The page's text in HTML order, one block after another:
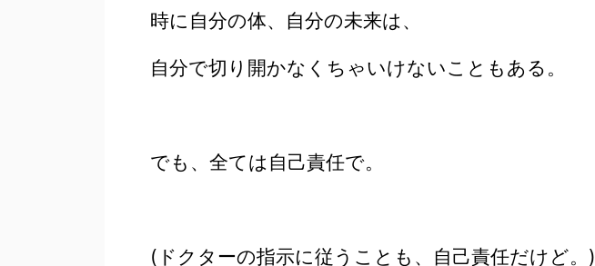
時に自分の体、自分の未来は、
自分で切り開かなくちゃいけないこともある。
でも、全ては自己責任で。
(ドクターの指示に従うことも、自己責任だけど。)